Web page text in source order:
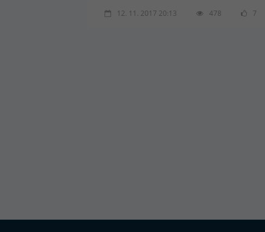
12. 11. 2017 20:13 478 7